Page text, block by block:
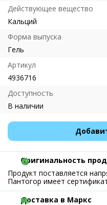
Действующее вещество
Кальций
Форма выпуска
Гель
Артикул
4936716
Доступность
В наличии
Оригинальность
Продукт поставляется
Пантогор имеет
Доставка в Маркс